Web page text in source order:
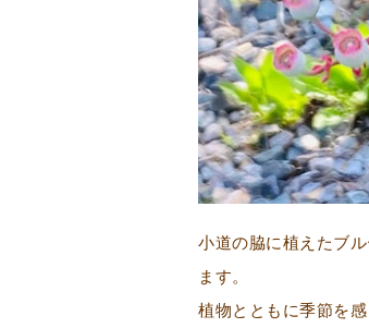
小道の脇に植えたブ
ます。
植物とともに季節を